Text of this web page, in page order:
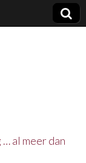
al meer dan